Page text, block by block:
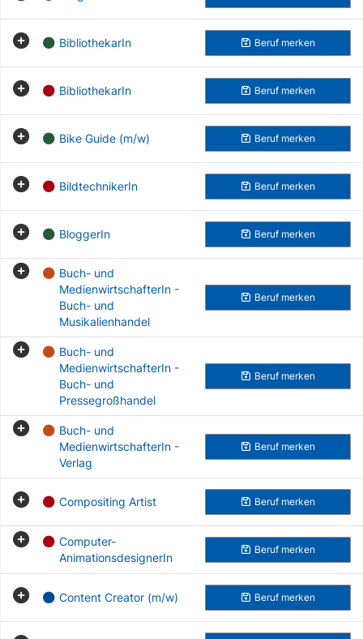
BibliothekarIn Beruf merken
BibliothekarIn Beruf merken
Bike Guide (m/w) Beruf merken
BildtechnikerIn Beruf merken
BloggerIn Beruf merken
Buch- und
MedienwirtschafterIn -
Buch- und
Musikalienhandel
Beruf merken
Buch- und
MedienwirtschafterIn -
Buch- und
Pressegroßhandel
Beruf merken
Buch- und
MedienwirtschafterIn -
Verlag
Beruf merken
Compositing Artist Beruf merken
Computer-
AnimationsdesignerIn
Beruf merken
Content Creator (m/w) Beruf merken